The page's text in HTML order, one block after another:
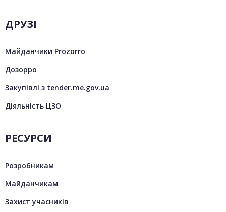
ДРУЗІ
Майданчики Prozorro
Дозорро
Закупівлі з tender.me.gov.ua
Діяльність ЦЗО
РЕСУРСИ
Розробникам
Майданчикам
Захист учасників